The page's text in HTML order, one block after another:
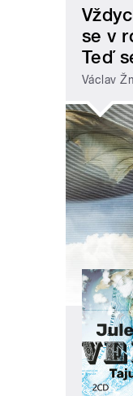
se v
Teď
Václav